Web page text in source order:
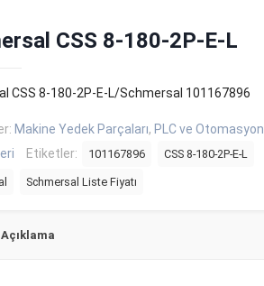
CSS 8-180-2P-E-L
CSS 8-180-2P-E-L/Schmersal 101167896
Makine Yedek Parçaları, PLC ve Otomasyon
Etiketler: 101167896 CSS 8-180-2P-E-L
Schmersal Liste Fiyatı
Açıklama